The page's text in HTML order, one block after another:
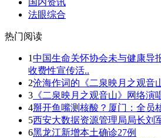
法眼综合
热门阅读
1中国生命关怀协会未与健康导
收费性宣传活..
2沧海作词的《二泉映月之观音
3 《二泉映月之观音山》网络演
4掰开鱼嘴测核酸？厦门：全员
5西安大数据资源管理局局长刘
6黑龙江新增本土确诊27例